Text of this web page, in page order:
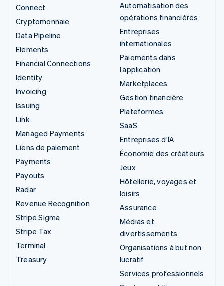
Connect
Cryptomonnaie
Data Pipeline
Elements
Financial Connections
Identity
Invoicing
Issuing
Link
Managed Payments
Liens de paiement
Payments
Payouts
Radar
Revenue Recognition
Stripe Sigma
Stripe Tax
Terminal
Treasury
Automatisation des
opérations financières
Entreprises
internationales
Paiements dans
l’application
Marketplaces
Gestion financière
Plateformes
SaaS
Entreprises d'IA
Économie des créateurs
Jeux
Hôtellerie, voyages et
loisirs
Assurance
Médias et
divertissements
Organisations à but non
lucratif
Services professionnels